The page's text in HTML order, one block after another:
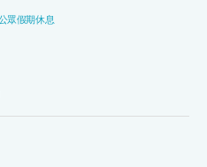
眾假期休息